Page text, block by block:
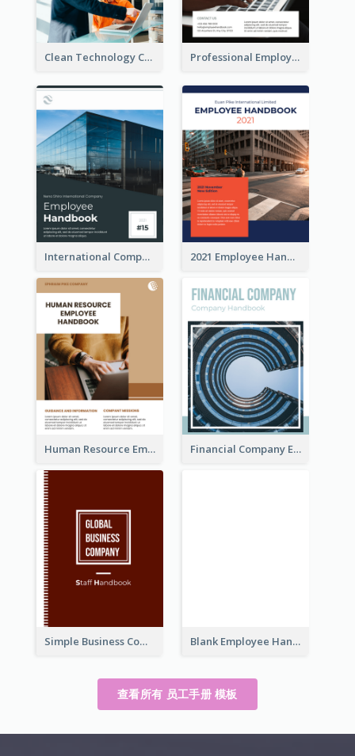
Clean Technology Company Handbook Professional Employee Handbook
International Company Handbook 2021 Employee Handbook
Human Resource Employee Handbook Financial Company Employee Handbook
Simple Business Company Employee Handbook Blank Employee Handbook
查看所有 员工手册 模板